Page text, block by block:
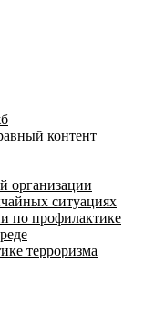
контент
организации
ситуациях
по профилактике
терроризма